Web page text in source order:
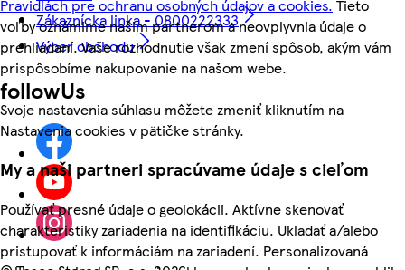
Pravidlách pre ochranu osobných údajov a cookies. Tieto
voľby oznámime našim partnerom a neovplyvnia údaje o
prehliadaní. Vaše rozhodnutie však zmení spôsob, akým vám
prispôsobíme nakupovanie na našom webe.
Svoje nastavenia súhlasu môžete zmeniť kliknutím na
Nastavenia cookies v pätičke stránky.
My a naši partneri spracúvame údaje s cieľom
Používať presné údaje o geolokácii. Aktívne skenovať
charakteristiky zariadenia na identifikáciu. Ukladať a/alebo
pristupovať k informáciám na zariadení. Personalizovaná
Zákaznícka linka - 0800222333
Výber obchodu
followUs